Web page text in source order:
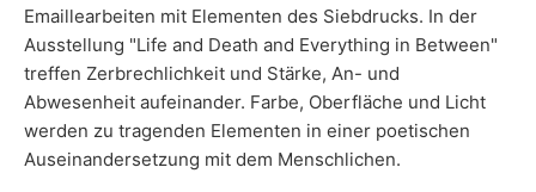
Emaillearbeiten mit Elementen des Siebdrucks. In der
Ausstellung "Life and Death and Everything in Between"
treffen Zerbrechlichkeit und Stärke, An- und
Abwesenheit aufeinander. Farbe, Oberfläche und Licht
werden zu tragenden Elementen in einer poetischen
Auseinandersetzung mit dem Menschlichen.